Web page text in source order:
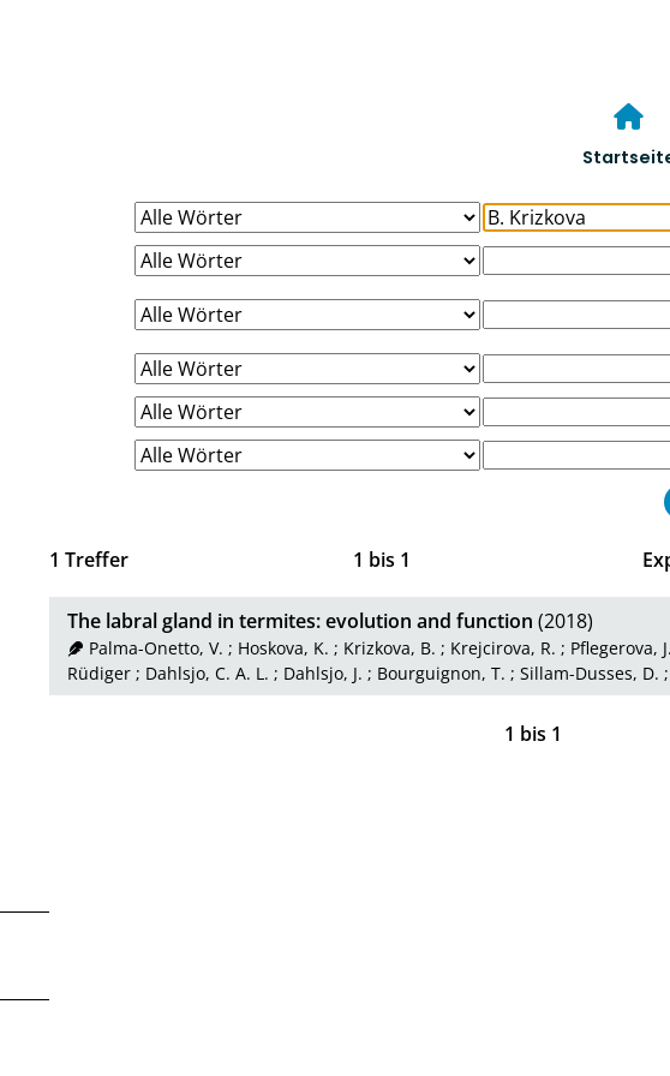
1 Treffer 1 bis 1
The labral gland in termites: evolution and function (2018)
Palma-Onetto, V. ; Hoskova, K. ; Krizkova, B. ; Krejcirova, R. ; Pflegerova, J.
Rüdiger; Dahlsjo, C. A. L. ; Dahlsjo, J. ; Bourguignon, T. ; Sillam-Dusses, D. ;
1 bis 1